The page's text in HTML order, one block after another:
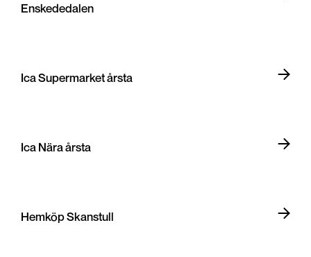
Enskededalen
Ica Supermarket årsta
Ica Nära årsta
Hemköp Skanstull